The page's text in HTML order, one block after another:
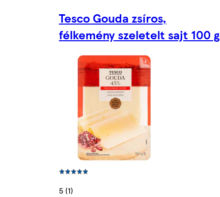
Tesco Gouda zsíros,
félkemény szeletelt sajt 100 g
5 (1)